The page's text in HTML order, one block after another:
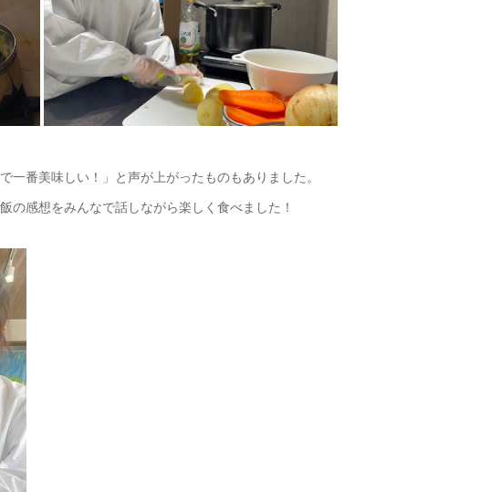
一番美味しい！」と声が上がったものもありました。
の感想をみんなで話しながら楽しく食べました！